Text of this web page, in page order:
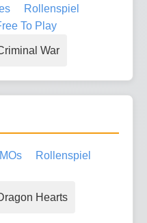
Rollenspiel
To Play
War
Rollenspiel
Hearts